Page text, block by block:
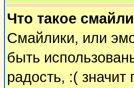
Что такое
Смайлики, или
быть
радость, :(